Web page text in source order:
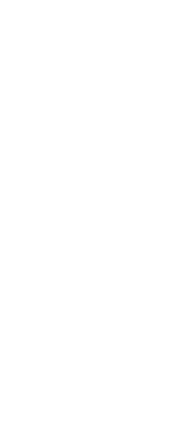
BREAKING NEWS ///